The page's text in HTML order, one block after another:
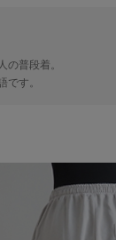
普段着。
す。